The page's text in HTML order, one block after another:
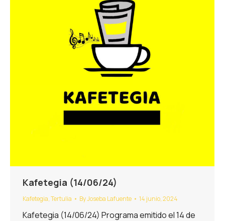
Kafetegia (14/06/24)
Kafetegia,Tertulia ByJoseba Lafuente 14 junio, 2024
Kafetegia (14/06/24) Programa emitido el 14 de